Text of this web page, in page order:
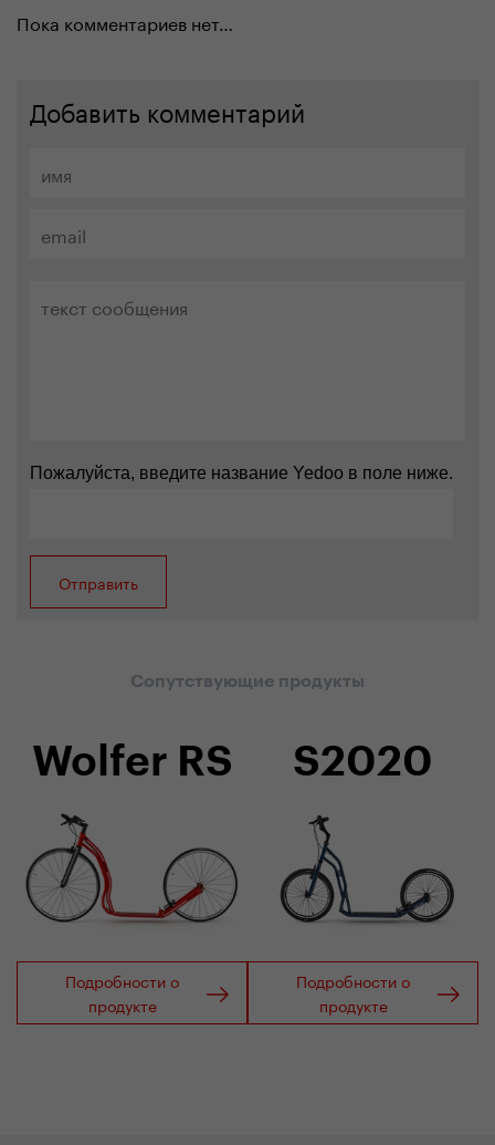
Пока комментариев нет…
Добавить комментарий
Пожалуйста, введите название Yedoo в поле ниже.
Сопутствующие продукты
Wolfer RS
Подробности о
продукте
S2020
Подробности о
продукте